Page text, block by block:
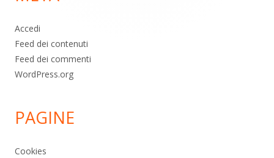
Accedi
Feed dei contenuti
Feed dei commenti
WordPress.org
PAGINE
Cookies